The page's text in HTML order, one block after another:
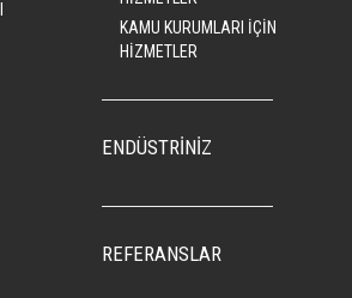
KAMU KURUMLARI İÇİN
HİZMETLER
ENDÜSTRİNİZ
REFERANSLAR